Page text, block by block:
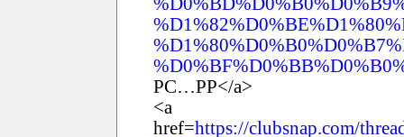
РС…РР</a>
<a
href=https://clubsnap.com/